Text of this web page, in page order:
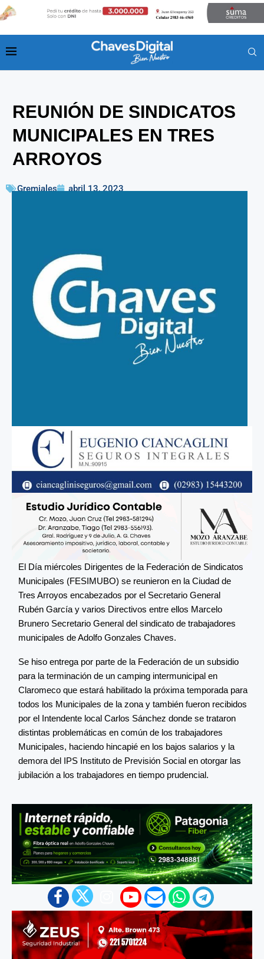
REUNIÓN DE SINDICATOS
MUNICIPALES EN TRES
ARROYOS
Gremiales abril 13, 2023
El Día miércoles Dirigentes de la Federación de Sindicatos
Municipales (FESIMUBO) se reunieron en la Ciudad de
Tres Arroyos encabezados por el Secretario General
Rubén García y varios Directivos entre ellos Marcelo
Brunero Secretario General del sindicato de trabajadores
municipales de Adolfo Gonzales Chaves.
Se hiso entrega por parte de la Federación de un subsidio
para la terminación de un camping intermunicipal en
Claromeco que estará habilitado la próxima temporada para
todos los Municipales de la zona y también fueron recibidos
por el Intendente local Carlos Sánchez donde se trataron
distintas problemáticas en común de los trabajadores
Municipales, haciendo hincapié en los bajos salarios y la
demora del IPS Instituto de Previsión Social en otorgar las
jubilación a los trabajadores en tiempo prudencial.